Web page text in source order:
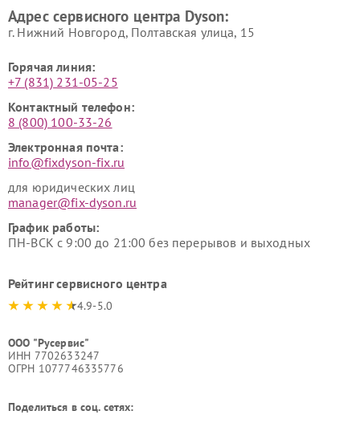
Адрес сервисного центра Dyson:
г. Нижний Новгород, Полтавская улица, 15
Горячая линия:
+7 (831) 231-05-25
Контактный телефон:
8 (800) 100-33-26
Электронная почта:
info@fixdyson-fix.ru
для юридических лиц
manager@fix-dyson.ru
График работы:
ПН-ВСК с 9:00 до 21:00 без перерывов и выходных
Рейтинг сервисного центра
4.9-5.0
ООО "Русервис"
ИНН 7702633247
ОГРН 1077746335776
Поделиться в соц. сетях: